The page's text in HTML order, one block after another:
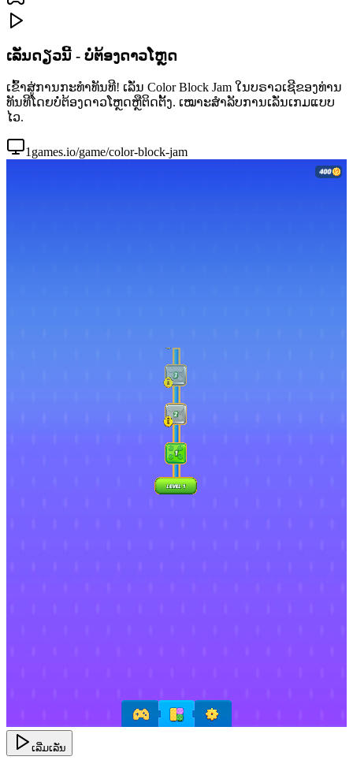
ເລັ່ນດຽວນີ້ - ບໍ່ຕ້ອງດາວໂຫຼດ
ເຂົ້າສູ່ການກະທຳທັນທີ! ເລັ່ນ Color Block Jam ໃນບຣາວເຊີຂອງທ່ານ
ທັນທີໂດຍບໍ່ຕ້ອງດາວໂຫຼດຫຼືຕິດຕັ້ງ. ເໝາະສຳລັບການເລັ່ນເກມແບບ
ໄວ.
1games.io/game/color-block-jam
ເລີ່ມເລັ່ນ